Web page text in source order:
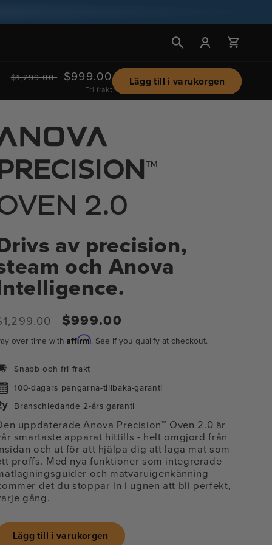
Logga
Vagn
Regular
$1,299.00
Sale
price
$999.00
Fri frakt
Lägg till i varukorgen
™
2.0
av precision,
och Anova
Sale
price
$999.00
over time withAffirm. See if you qualify at checkout.
Snabb och fri frakt
100-dagars pengarna-tillbaka-garanti
Branschledande 2-års garanti
uppdaterade Anova Precision™ Oven 2.0 är
smartaste apparat hittills - helt omgjord från
och ut för att hjälpa dig att laga mat som
proffs. Med nya funktioner som integrerade
och matvaruigenkänning
det du stoppar in i ugnen att bli perfekt,
gång.
Lägg till i varukorgen